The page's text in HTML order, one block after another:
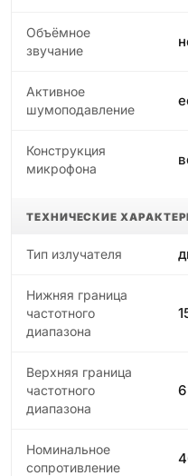
Объёмное
звучание
Активное
шумоподавление
Конструкция
микрофона
ТЕХНИЧЕСКИЕ
Тип излучателя
Нижняя граница
частотного
диапазона
Верхняя граница
частотного
диапазона
Номинальное
сопротивление